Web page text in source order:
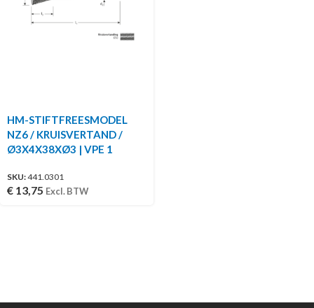
HM-STIFTFREESMODEL
NZ6 / KRUISVERTAND /
Ø3X4X38XØ3 | VPE 1
SKU:441.0301
€ 13,75 Excl. BTW